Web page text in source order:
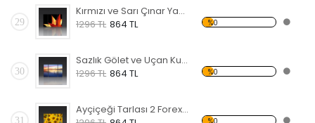
29
Kırmızı ve Sarı Çınar Yaprağı Forex Tablo
1296 TL 864 TL %0
30
Sazlık Gölet ve Uçan Kuşlar Forex Tablo
1296 TL 864 TL %0
31
Ayçiçeği Tarlası 2 Forex Tablo
%0